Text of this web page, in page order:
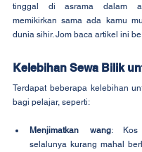
tinggal di asrama dalam
memikirkan sama ada kamu
dunia sihir. Jom baca artikel ini
Kelebihan Sewa Bilik
Terdapat beberapa kelebihan
bagi pelajar, seperti:
Menjimatkan wang: Kos
selalunya kurang mahal